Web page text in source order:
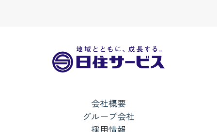
会社概要
グループ会社
採用情報